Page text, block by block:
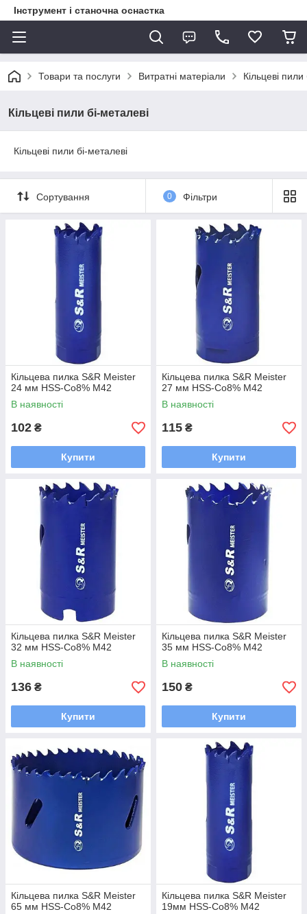
Інструмент і станочна оснастка
Товари та послуги Витратні матеріали Кільцеві пили
Кільцеві пили бі-металеві
Кільцеві пили бі-металеві
Сортування 0 Фільтри
Кільцева пилка S&R Meister
24 мм HSS-Co8% М42
В наявності
102 ₴
Купити
Кільцева пилка S&R Meister
27 мм HSS-Co8% М42
В наявності
115 ₴
Купити
Кільцева пилка S&R Meister
32 мм HSS-Co8% М42
В наявності
136 ₴
Купити
Кільцева пилка S&R Meister
35 мм HSS-Co8% М42
В наявності
150 ₴
Купити
Кільцева пилка S&R Meister
65 мм HSS-Co8% М42
Кільцева пилка S&R Meister
19мм HSS-Co8% М42